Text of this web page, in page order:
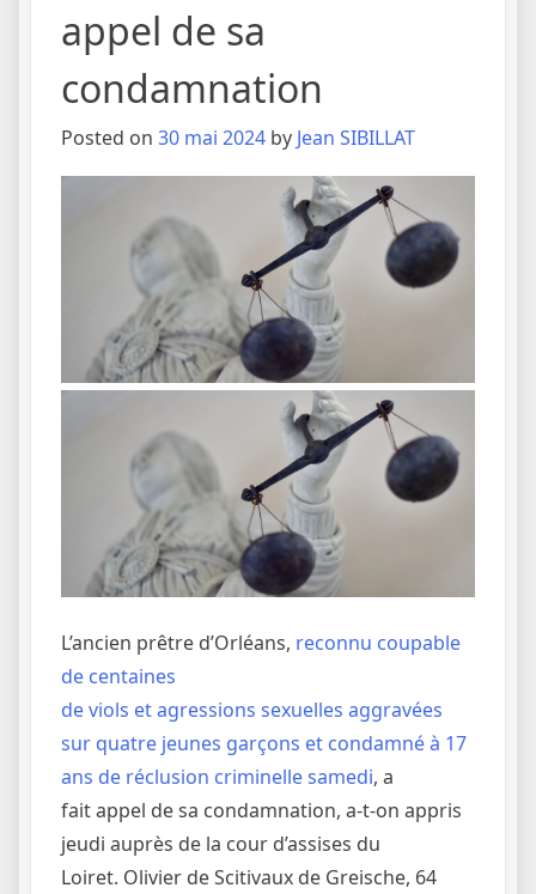
appel de sa
condamnation
Posted on 30 mai 2024 by Jean SIBILLAT
L’ancien prêtre d’Orléans, reconnu coupable
de centaines
de viols et agressions sexuelles aggravées
sur quatre jeunes garçons et condamné à 17
ans de réclusion criminelle samedi, a
fait appel de sa condamnation, a-t-on appris
jeudi auprès de la cour d’assises du
Loiret. Olivier de Scitivaux de Greische, 64